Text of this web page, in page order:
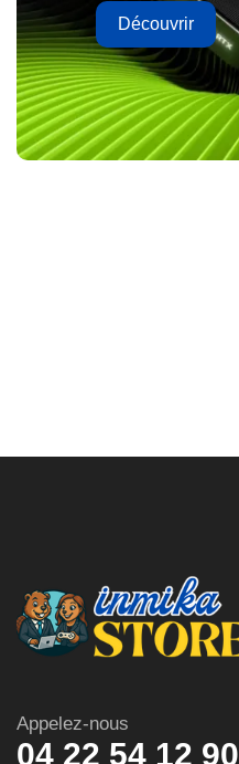
Découvrir
Appelez-nous
04 22 54 12 90